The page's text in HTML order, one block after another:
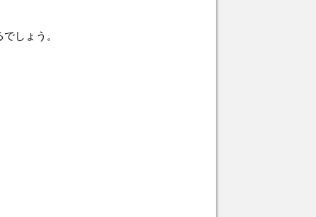
しょう。